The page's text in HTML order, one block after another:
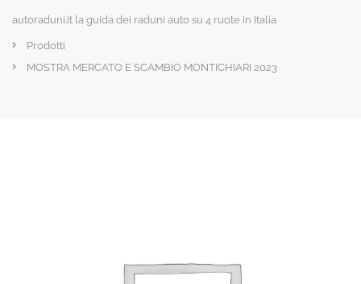
autoraduni.it la guida dei raduni auto su 4 ruote in Italia
Prodotti
MOSTRA MERCATO E SCAMBIO MONTICHIARI 2023